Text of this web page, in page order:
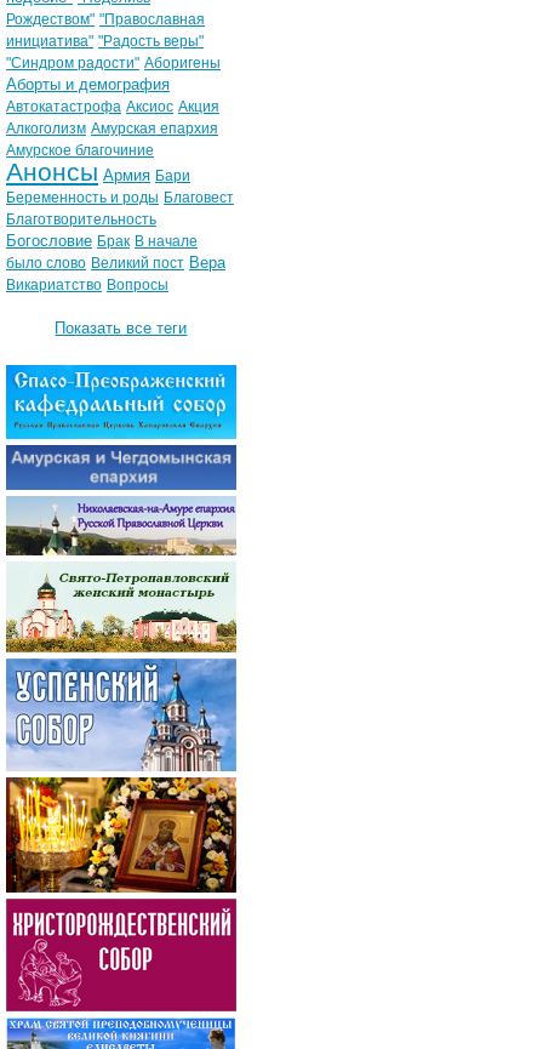
Рождеством" "Православная
инициатива" "Радость веры"
"Синдром радости" Аборигены
Аборты и демография
Автокатастрофа Аксиос Акция
Алкоголизм Амурская епархия
Амурское благочиние
Анонсы Армия Бари
Беременность и роды Благовест
Благотворительность
Богословие Брак В начале
было слово Великий пост Вера
Викариатство Вопросы
Показать все теги